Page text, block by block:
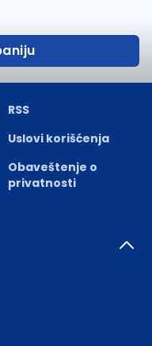
RSS
Uslovi korišćenja
Obaveštenje o
privatnosti